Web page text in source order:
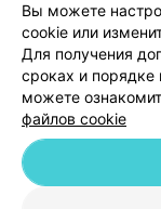
© 2026 ООО «Артокс
г. Минск,
Вы можете
cookie или
Для получения
сроках и порядке
можете
файлов cookie